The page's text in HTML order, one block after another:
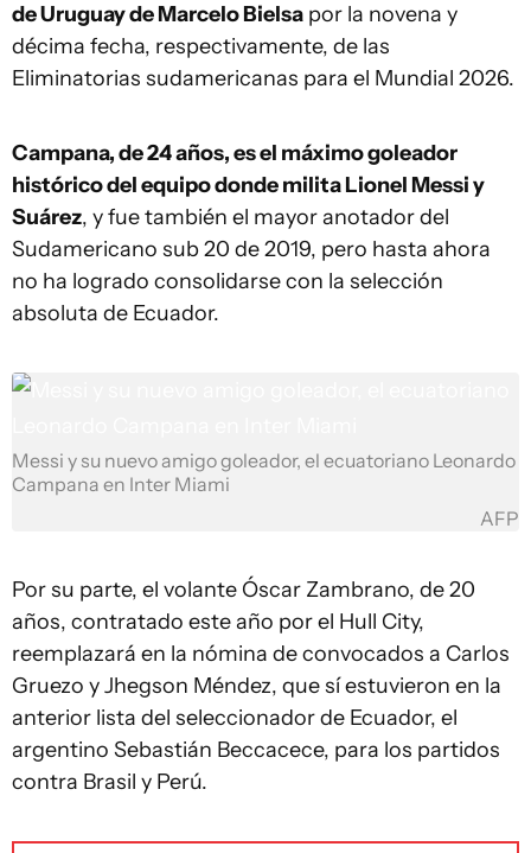
de Uruguay de Marcelo Bielsa por la novena y
décima fecha, respectivamente, de las
Eliminatorias sudamericanas para el Mundial 2026.
Campana, de 24 años, es el máximo goleador
histórico del equipo donde milita Lionel Messi y
Suárez, y fue también el mayor anotador del
Sudamericano sub 20 de 2019, pero hasta ahora
no ha logrado consolidarse con la selección
absoluta de Ecuador.
Messi y su nuevo amigo goleador, el ecuatoriano Leonardo
Campana en Inter Miami
AFP
Por su parte, el volante Óscar Zambrano, de 20
años, contratado este año por el Hull City,
reemplazará en la nómina de convocados a Carlos
Gruezo y Jhegson Méndez, que sí estuvieron en la
anterior lista del seleccionador de Ecuador, el
argentino Sebastián Beccacece, para los partidos
contra Brasil y Perú.